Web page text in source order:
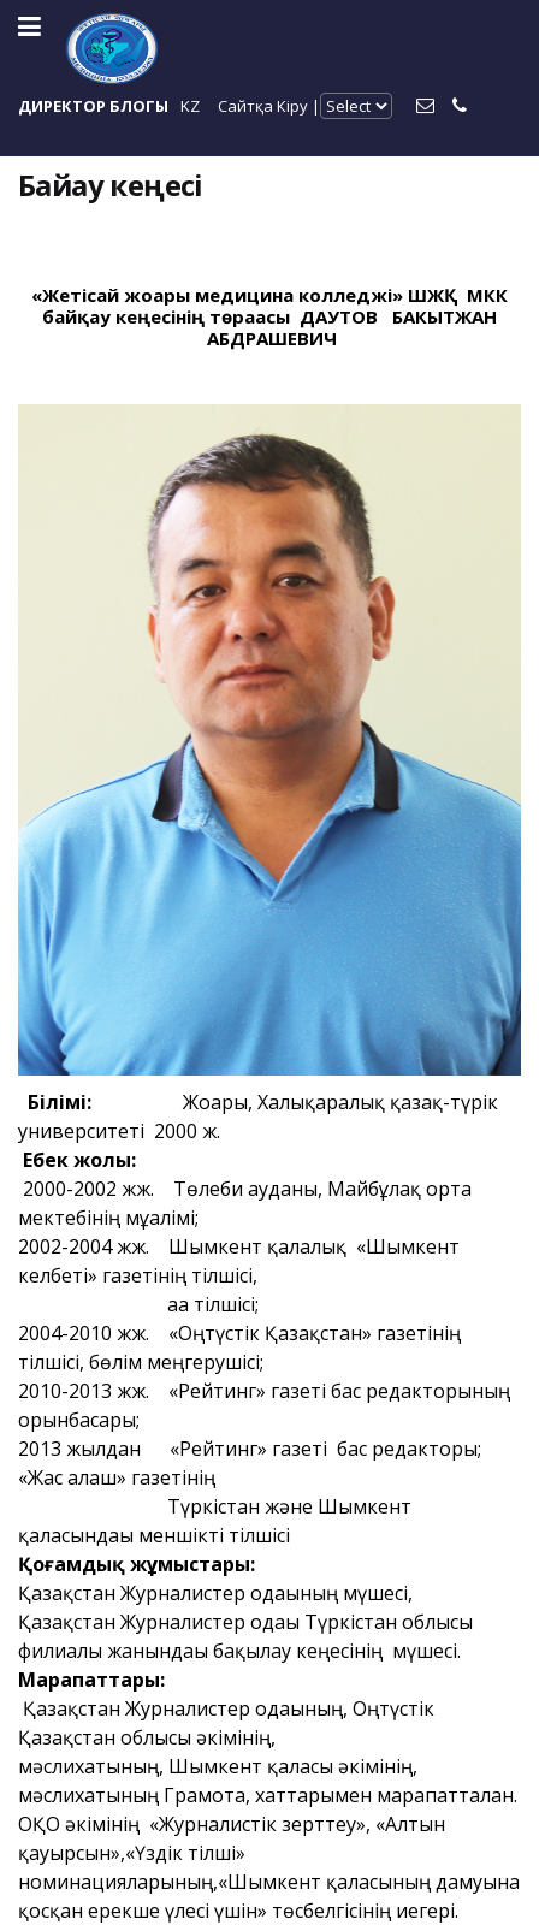
ДИРЕКТОР БЛОГЫ KZ Сайтқа Кіру |
Байқау кеңесі
«Жетісай жоғары медицина колледжі» ШЖҚ МКК
байқау кеңесінің төрағасы ДАУТОВ БАКЫТЖАН
АБДРАШЕВИЧ
Білімі: Жоғары, Халықаралық қазақ-түрік
университеті 2000 ж.
Еңбек жолы:
2000-2002 жж. Төлеби ауданы, Майбұлақ орта
мектебінің мұғалімі;
2002-2004 жж. Шымкент қалалық «Шымкент
келбеті» газетінің тілшісі,
аға тілшісі;
2004-2010 жж. «Оңтүстік Қазақстан» газетінің
тілшісі, бөлім меңгерушісі;
2010-2013 жж. «Рейтинг» газеті бас редакторының
орынбасары;
2013 жылдан «Рейтинг» газеті бас редакторы;
«Жас алаш» газетінің
Түркістан және Шымкент
қаласындағы меншікті тілшісі
Қоғамдық жұмыстары:
Қазақстан Журналистер одағының мүшесі,
Қазақстан Журналистер одағы Түркістан облысы
филиалы жанындағы бақылау кеңесінің мүшесі.
Марапаттары:
Қазақстан Журналистер одағының, Оңтүстік
Қазақстан облысы әкімінің,
мәслихатының, Шымкент қаласы әкімінің,
мәслихатының Грамота, хаттарымен марапатталған.
ОҚО әкімінің «Журналистік зерттеу», «Алтын
қауырсын»,«Үздік тілші»
номинацияларының,«Шымкент қаласының дамуына
қосқан ерекше үлесі үшін» төсбелгісінің иегері.